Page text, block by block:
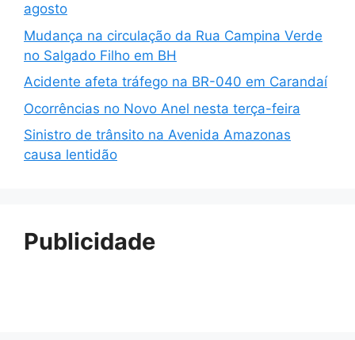
agosto
Mudança na circulação da Rua Campina Verde
no Salgado Filho em BH
Acidente afeta tráfego na BR-040 em Carandaí
Ocorrências no Novo Anel nesta terça-feira
Sinistro de trânsito na Avenida Amazonas
causa lentidão
Publicidade